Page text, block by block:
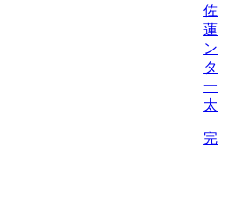
佐
蓮
ン
タ
一/
太
完